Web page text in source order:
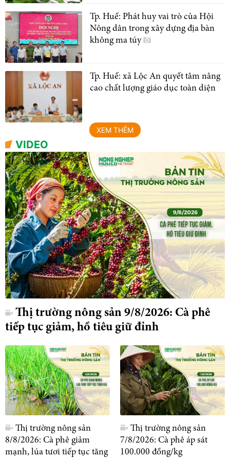
Tp. Huế: Phát huy vai trò của Hội
Nông dân trong xây dựng địa bàn
không ma túy
Tp. Huế: xã Lộc An quyết tâm nâng
cao chất lượng giáo dục toàn diện
XEM THÊM
VIDEO
Thị trường nông sản 9/8/2026: Cà phê
tiếp tục giảm, hồ tiêu giữ đỉnh
Thị trường nông sản
8/8/2026: Cà phê giảm
mạnh, lúa tươi tiếp tục tăng
Thị trường nông sản
7/8/2026: Cà phê áp sát
100.000 đồng/kg